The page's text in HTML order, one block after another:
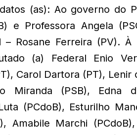
(as): Ao governo do
e Professora Angela
– Rosane Ferreira (PV). À
(a) Federal Enio
Carol Dartora (PT), Lenir
Miranda (PSB), Edna
(PCdoB), Esturilho
Amabile Marchi